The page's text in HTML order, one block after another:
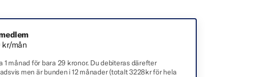
kr/mån
1 månad för bara 29 kronor. Du debiteras därefter
men är bunden i 12 månader (totalt 3228kr för hela